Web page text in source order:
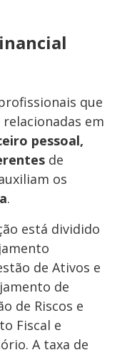
que
em
pessoal,
de
os
.
está dividido
de Ativos e
de
de Riscos e
Fiscal e
A taxa de